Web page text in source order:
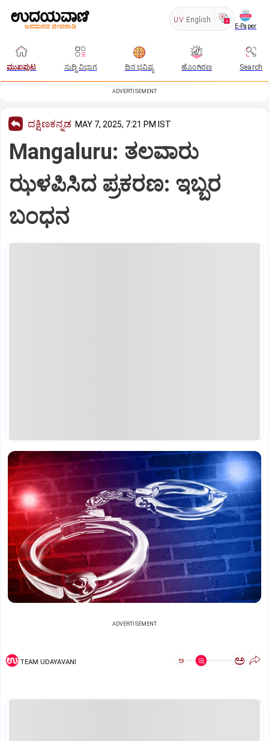
UV English
E-Paper
ಮುಖಪುಟ ಸುದ್ದಿ ವಿಭಾಗ ದಿನ ಭವಿಷ್ಯ ಹೊಂಗಿರಣ Search
ADVERTISEMENT
ದಕ್ಷಿಣಕನ್ನಡ MAY 7, 2025, 7:21 PM IST
Mangaluru: ತಲವಾರು
ಝಳಪಿಸಿದ ಪ್ರಕರಣ: ಇಬ್ಬರ
ಬಂಧನ
ADVERTISEMENT
TEAM UDAYAVANI ಅ ಅ